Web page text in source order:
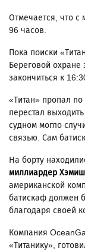
Отмечается, что с
96 часов.
Пока поиски
Береговой охране
закончиться к
«Титан» пропал
перестал
судном могло
связью. Сам
На борту
миллиардер
американской
батискаф должен
благодаря своей
Компания
«Титанику»,